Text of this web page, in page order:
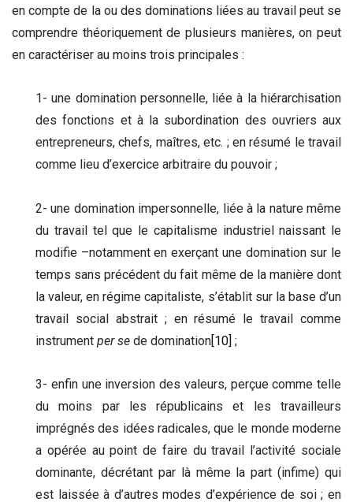
en compte de la ou des dominations liées au travail peut se
comprendre théoriquement de plusieurs manières, on peut
en caractériser au moins trois principales :
1- une domination personnelle, liée à la hiérarchisation
des fonctions et à la subordination des ouvriers aux
entrepreneurs, chefs, maîtres, etc. ; en résumé le travail
comme lieu d’exercice arbitraire du pouvoir ;
2- une domination impersonnelle, liée à la nature même
du travail tel que le capitalisme industriel naissant le
modifie –notamment en exerçant une domination sur le
temps sans précédent du fait même de la manière dont
la valeur, en régime capitaliste, s’établit sur la base d’un
travail social abstrait ; en résumé le travail comme
instrument per se de domination[10] ;
3- enfin une inversion des valeurs, perçue comme telle
du moins par les républicains et les travailleurs
imprégnés des idées radicales, que le monde moderne
a opérée au point de faire du travail l’activité sociale
dominante, décrétant par là même la part (infime) qui
est laissée à d’autres modes d’expérience de soi ; en